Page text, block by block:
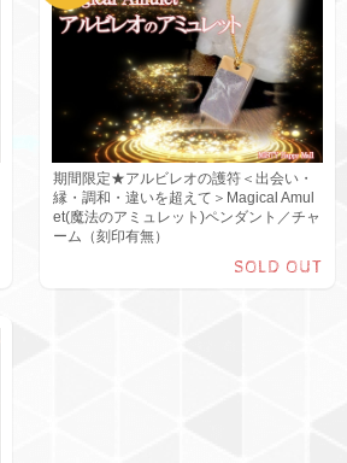
期間限定★アルビレオの護符＜出会い・
縁・調和・違いを超えて＞Magical Amul
et(魔法のアミュレット)ペンダント／チャ
ーム（刻印有無）
SOLD OUT